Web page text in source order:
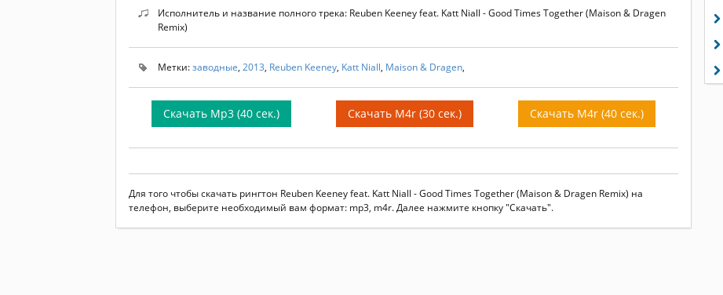
Исполнитель и название полного трека: Reuben Keeney feat. Katt Niall - Good Times Together (Maison & Dragen
Remix)
Метки:заводные, 2013, Reuben Keeney, Katt Niall, Maison & Dragen,
Скачать Mp3 (40 сек.) Скачать M4r (30 сек.) Скачать M4r (40 сек.)
Для того чтобы скачать рингтон Reuben Keeney feat. Katt Niall - Good Times Together (Maison & Dragen Remix) на
телефон, выберите необходимый вам формат: mp3, m4r. Далее нажмите кнопку "Скачать".